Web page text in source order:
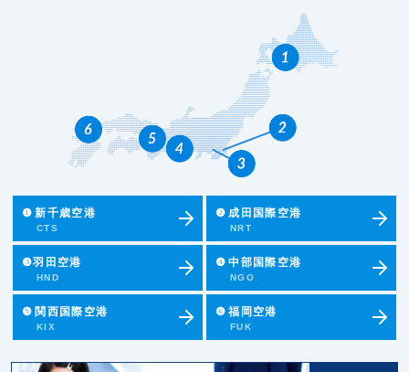
❶ 新千歳空港
CTS
❷ 成田国際空港
NRT
❸羽田空港
HND
❹ 中部国際空港
NGO
❺ 関西国際空港
KIX
❻ 福岡空港
FUK